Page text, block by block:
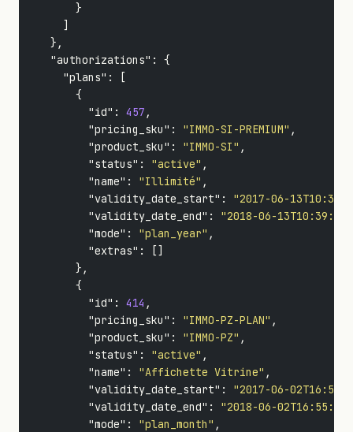
}
]
},
"authorizations" :
{
"plans" :
[
{
"id" : 457 ,
"pricing_sku" : "IMMO-SI-PREMIUM" ,
"product_sku" : "IMMO-SI" ,
"status" : "active" ,
"name" : "Illimité" ,
"validity_date_start" :
"2017-06-
"validity_date_end" :
"2018-06-
"mode" : "plan_year" ,
"extras" :
[]
},
{
"id" : 414 ,
"pricing_sku" : "IMMO-PZ-PLAN" ,
"product_sku" : "IMMO-PZ" ,
"status" : "active" ,
"name" : "Affichette Vitrine" ,
"validity_date_start" :
"2017-06-
"validity_date_end" :
"2018-06-
"mode" : "plan_month" ,